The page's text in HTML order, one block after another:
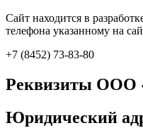
Сайт находится в
телефона указанному на
+7 (8452) 73-83-80
Реквизиты ООО
Юридический